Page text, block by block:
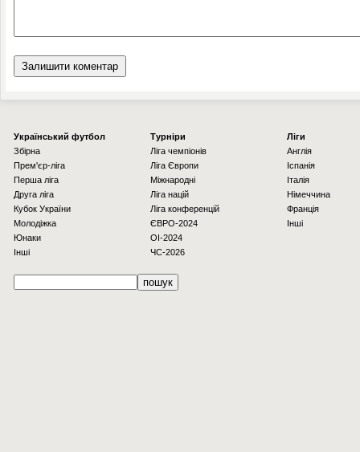
Українcький футбол
Збірна
Прем'єр-ліга
Перша ліга
Друга ліга
Кубок України
Молодіжка
Юнаки
Інші
Турніри
Ліга чемпіонів
Ліга Європи
Міжнародні
Ліга націй
Ліга конференцій
ЄВРО-2024
OI-2024
ЧС-2026
Ліги
Англія
Іспанія
Італія
Німеччина
Франція
Інші